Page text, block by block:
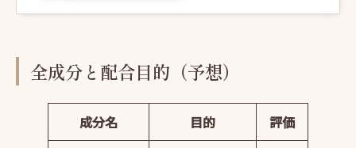
全成分と配合目的（予想）
成分名 目的 評価